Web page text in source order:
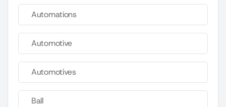
Automations
Automotive
Automotives
Ball